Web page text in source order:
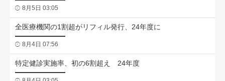
8月5日 03:05
全医療機関の1割超がリフィル発行、24年度に
8月4日 07:56
特定健診実施率、初の6割超え 24年度